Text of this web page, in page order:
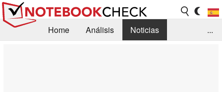
Home Análisis
Noticias
...